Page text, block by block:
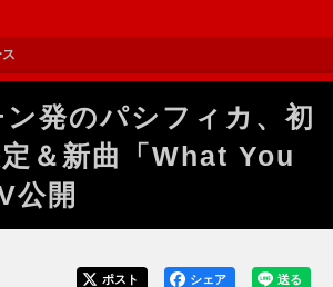
発のパシフィカ、初
＆新曲「What You
公開
送る
シェア
ポスト